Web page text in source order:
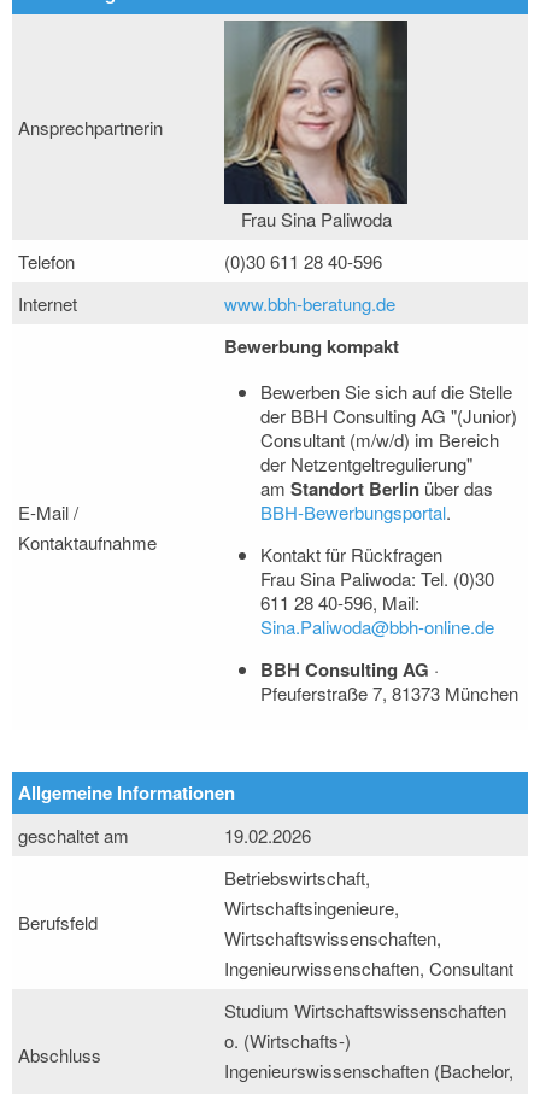
Ansprechpartnerin
Frau Sina Paliwoda
Telefon
(0)30 611 28 40-596
Internet
www.bbh-beratung.de
E-Mail /
Kontaktaufnahme
Bewerbung kompakt
Bewerben Sie sich auf die Stelle
der BBH Consulting AG "(Junior)
Consultant (m/w/d) im Bereich
der Netzentgeltregulierung"
am Standort Berlin über das
BBH-Bewerbungsportal.
Kontakt für Rückfragen
Frau Sina Paliwoda: Tel. (0)30
611 28 40-596, Mail:
Sina.Paliwoda@bbh-online.de
BBH Consulting AG ·
Pfeuferstraße 7, 81373 München
Allgemeine Informationen
geschaltet am 19.02.2026
Berufsfeld
Betriebswirtschaft,
Wirtschaftsingenieure,
Wirtschaftswissenschaften,
Ingenieurwissenschaften, Consultant
Abschluss
Studium Wirtschaftswissenschaften
o. (Wirtschafts-)
Ingenieurswissenschaften (Bachelor,